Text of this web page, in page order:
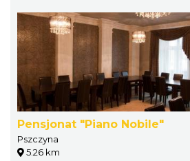
Pensjonat "Piano Nobile"
Pszczyna
5.26 km